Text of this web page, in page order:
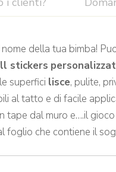
della tua bimba!
stickers
superfici lisce, pulite,
al tatto e di facile
tape dal muro e….il
foglio che contiene il